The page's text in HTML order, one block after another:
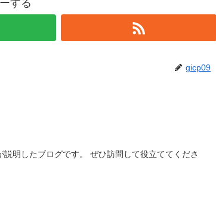
する
gicp09
明したブログです。 ぜひ訪問して役立ててくださ